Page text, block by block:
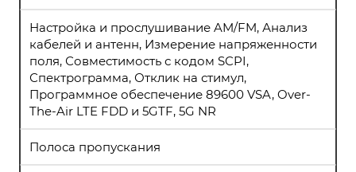
Настройка и прослушивание AM/FM, Анализ
кабелей и антенн, Измерение напряженности
поля, Совместимость с кодом SCPI,
Спектрограмма, Отклик на стимул,
Программное обеспечение 89600 VSA, Over-
The-Air LTE FDD и 5GTF, 5G NR
Полоса пропускания